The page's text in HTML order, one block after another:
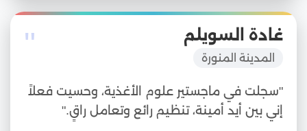
" غادة السويلم
المدينة المنورة
"سجلت في ماجستير علوم الأغذية، وحسيت فعلاً
إني بين أيد أمينة، تنظيم رائع وتعامل راقٍ."